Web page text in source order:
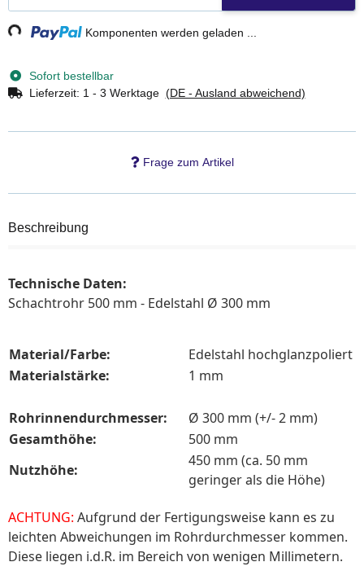
Komponenten werden geladen ...
Sofort bestellbar
Lieferzeit: 1 - 3 Werktage (DE - Ausland abweichend)
Frage zum Artikel
Beschreibung
Technische Daten:
Schachtrohr 500 mm - Edelstahl Ø 300 mm
Material/Farbe:
Edelstahl hochglanzpoliert
Materialstärke:
1 mm
Rohrinnendurchmesser:
Ø 300 mm (+/- 2 mm)
Gesamthöhe:
500 mm
Nutzhöhe:
450 mm (ca. 50 mm
geringer als die Höhe)
ACHTUNG: Aufgrund der Fertigungsweise kann es zu
leichten Abweichungen im Rohrdurchmesser kommen.
Diese liegen i.d.R. im Bereich von wenigen Millimetern.